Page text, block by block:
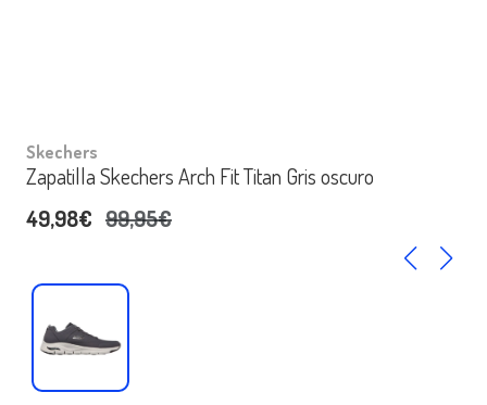
Skechers
Zapatilla Skechers Arch Fit Titan Gris oscuro
49,98€ 99,95€